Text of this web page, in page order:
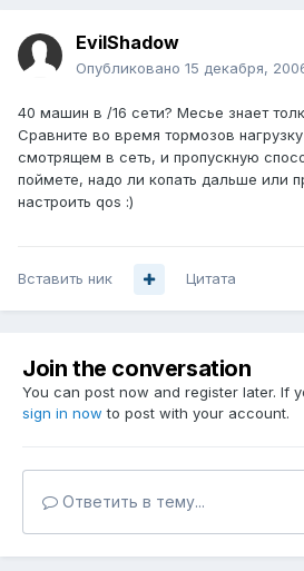
EvilShadow
Опубликовано 15 декабря,
40 машин в /16 сети? Месье знает
Сравните во время тормозов
смотрящем в сеть, и пропускную
поймете, надо ли копать дальше или
настроить qos :)
Вставить ник Цитата
Join the conversation
You can post now and register later. If
sign in now to post with your account.
Ответить в тему...